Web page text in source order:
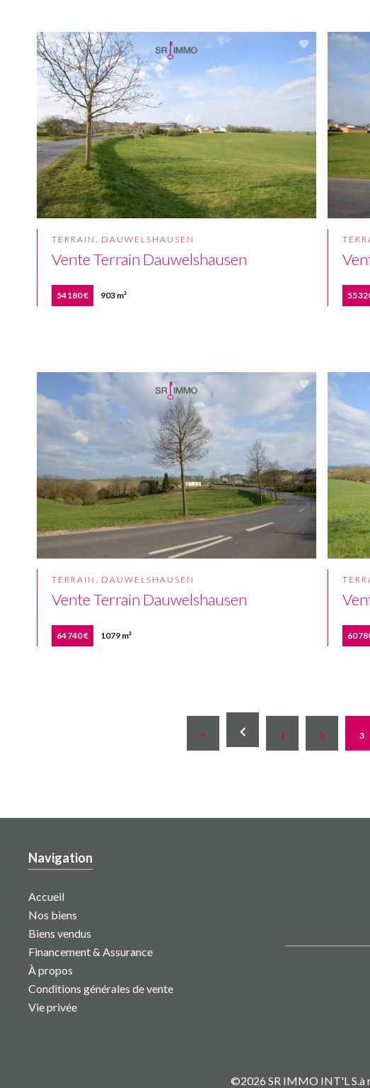
TERRAIN, DAUWELSHAUSEN
Vente Terrain Dauwelshausen
54 180 € 903 m² 55
TERRAIN, DAUWELSHAUSEN
Vente Terrain Dauwelshausen
64 740 € 1079 m² 60
1 2 3
Navigation
Accueil
Nos biens
Biens vendus
Financement & Assurance
À propos
Conditions générales de vente
Vie privée
©2026 SR IMMO INT'L S.à